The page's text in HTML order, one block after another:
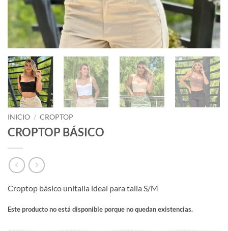
INICIO / CROPTOP
CROPTOP BÁSICO
Croptop básico unitalla ideal para talla S/M
Este producto no está disponible porque no quedan existencias.